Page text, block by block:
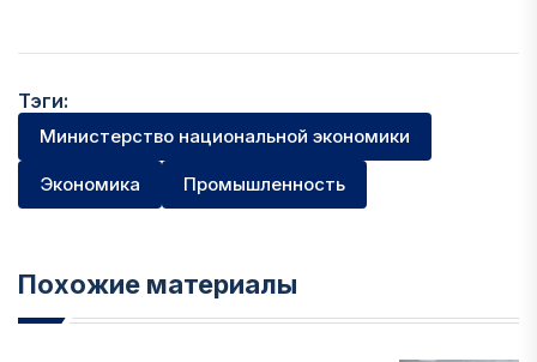
Тэги:
Министерство национальной экономики
Экономика Промышленность
Похожие материалы